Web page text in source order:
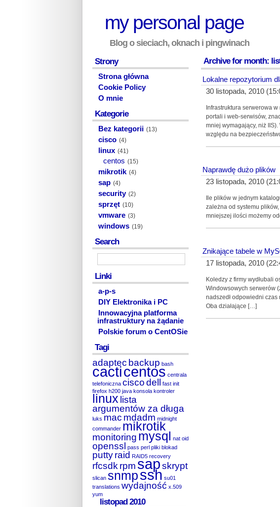
my personal page
Blog o sieciach, oknach i pingwinach
Archive for month:
Lokalne repozytorium
30 listopada, 2010
Infrastruktura serwerowa
portali i web-serwisów,
mniej wymagający, niż
względu na
Naprawdę dużo plików
23 listopada, 2010
Ile plików w jednym
zależna od systemu
mniejszej ilości możemy
Znikające tabele w
17 listopada, 2010
Koledzy z firmy wydłubali
Windowsowych serwerów
nadszedł odpowiedni
Oba działające […]
Strony
Strona główna
Cookie Policy
O mnie
Kategorie
Bez kategorii (13)
cisco (4)
linux (41)
centos (15)
mikrotik (4)
sap (4)
security (2)
sprzęt (10)
vmware (3)
windows (19)
Search
Linki
a-p-s
DIY Elektronika i PC
Innowacyjna platforma
infrastruktury na żądanie
Polskie forum o CentOSie
Tagi
adaptec backup bash
cacticentos centrala
telefoniczna ciscodell
fast init
firefox h200 java konsola kontroler
linux lista
argumentów za długa
luks mac mdadm midnight
commander mikrotik
monitoring mysql nat oid
openssl pass perl pliki blokad
puttyraid RAID5 recovery
rfcsdk rpm sapskrypt
slican snmpssh su01
translations wydajność x.509
yum
listopad 2010